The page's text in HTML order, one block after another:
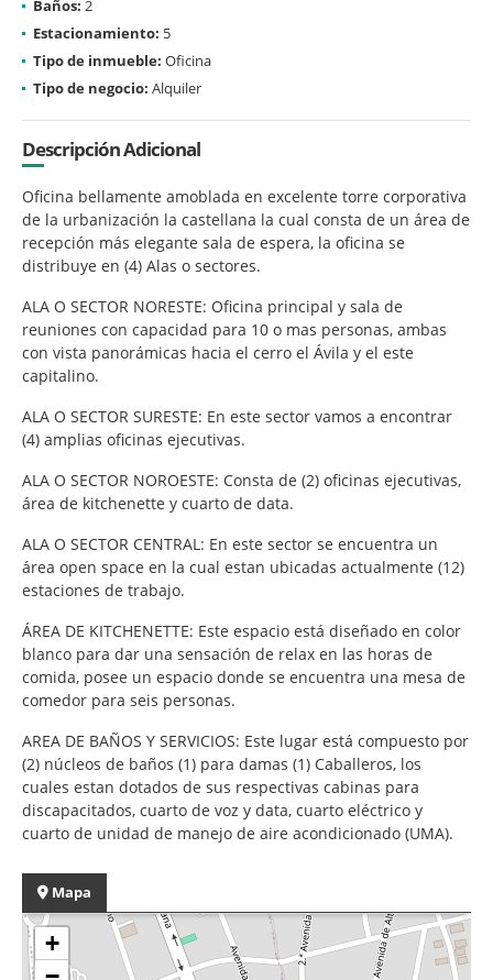
Baños: 2
Estacionamiento: 5
Tipo de inmueble: Oficina
Tipo de negocio: Alquiler
Descripción Adicional
Oficina bellamente amoblada en excelente torre corporativa
de la urbanización la castellana la cual consta de un área de
recepción más elegante sala de espera, la oficina se
distribuye en (4) Alas o sectores.
ALA O SECTOR NORESTE: Oficina principal y sala de
reuniones con capacidad para 10 o mas personas, ambas
con vista panorámicas hacia el cerro el Ávila y el este
capitalino.
ALA O SECTOR SURESTE: En este sector vamos a encontrar
(4) amplias oficinas ejecutivas.
ALA O SECTOR NOROESTE: Consta de (2) oficinas ejecutivas,
área de kitchenette y cuarto de data.
ALA O SECTOR CENTRAL: En este sector se encuentra un
área open space en la cual estan ubicadas actualmente (12)
estaciones de trabajo.
ÁREA DE KITCHENETTE: Este espacio está diseñado en color
blanco para dar una sensación de relax en las horas de
comida, posee un espacio donde se encuentra una mesa de
comedor para seis personas.
AREA DE BAÑOS Y SERVICIOS: Este lugar está compuesto por
(2) núcleos de baños (1) para damas (1) Caballeros, los
cuales estan dotados de sus respectivas cabinas para
discapacitados, cuarto de voz y data, cuarto eléctrico y
cuarto de unidad de manejo de aire acondicionado (UMA).
Mapa
+